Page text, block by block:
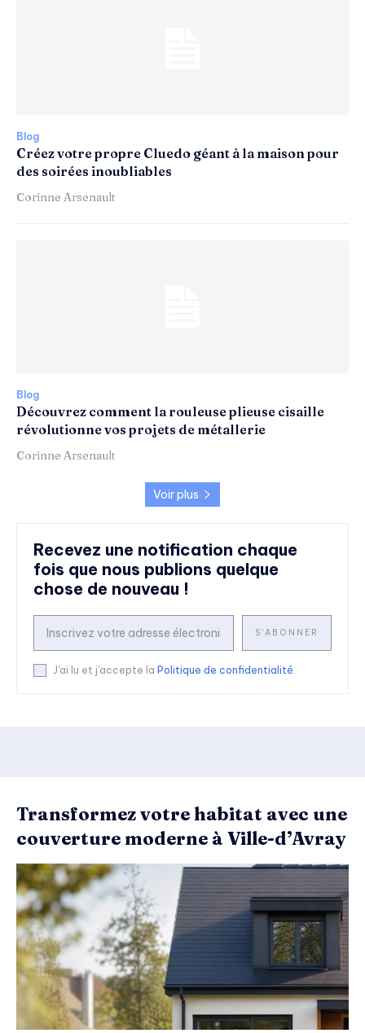
Blog
Créez votre propre Cluedo géant à la maison pour
des soirées inoubliables
Corinne Arsenault
Blog
Découvrez comment la rouleuse plieuse cisaille
révolutionne vos projets de métallerie
Corinne Arsenault
Voir plus
Recevez une notification chaque
fois que nous publions quelque
chose de nouveau !
S'ABONNER
J'ai lu et j'accepte la Politique de confidentialité
Transformez votre habitat avec une
couverture moderne à Ville-d’Avray